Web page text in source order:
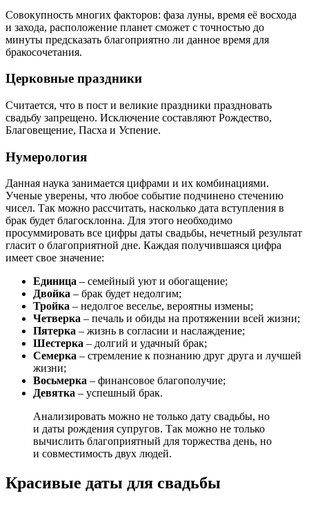
Совокупность многих факторов: фаза луны, время её восхода
и захода, расположение планет сможет с точностью до
минуты предсказать благоприятно ли данное время для
бракосочетания.
Церковные праздники
Считается, что в пост и великие праздники праздновать
свадьбу запрещено. Исключение составляют Рождество,
Благовещение, Пасха и Успение.
Нумерология
Данная наука занимается цифрами и их комбинациями.
Ученые уверены, что любое событие подчинено стечению
чисел. Так можно рассчитать, насколько дата вступления в
брак будет благосклонна. Для этого необходимо
просуммировать все цифры даты свадьбы, нечетный результат
гласит о благоприятной дне. Каждая получившаяся цифра
имеет свое значение:
Единица – семейный уют и обогащение;
Двойка – брак будет недолгим;
Тройка – недолгое веселье, вероятны измены;
Четверка – печаль и обиды на протяжении всей жизни;
Пятерка – жизнь в согласии и наслаждение;
Шестерка – долгий и удачный брак;
Семерка – стремление к познанию друг друга и лучшей
жизни;
Восьмерка – финансовое благополучие;
Девятка – успешный брак.
Анализировать можно не только дату свадьбы, но
и даты рождения супругов. Так можно не только
вычислить благоприятный для торжества день, но
и совместимость двух людей.
Красивые даты для свадьбы